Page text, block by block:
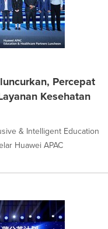
Percepat
Kesehatan
& Intelligent Education
Huawei APAC